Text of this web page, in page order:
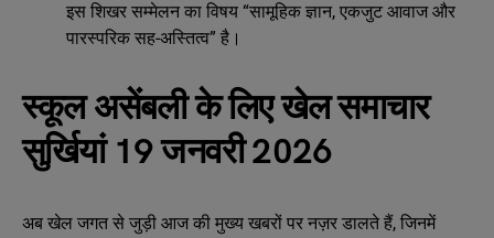
इस शिखर सम्मेलन का विषय “सामूहिक ज्ञान, एकजुट आवाज और
पारस्परिक सह-अस्तित्व” है।
स्कूल असेंबली के लिए खेल समाचार
सुर्खियां 19 जनवरी 2026
अब खेल जगत से जुड़ी आज की मुख्य खबरों पर नज़र डालते हैं, जिनमें